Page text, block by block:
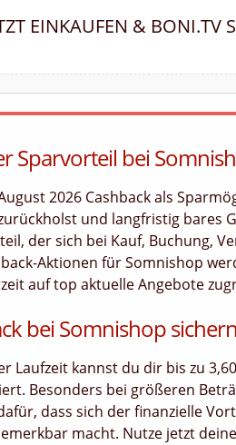
EINKAUFEN & BONI.TV
Sparvorteil bei
2026 Cashback als
und langfristig bares
der sich bei Kauf, Buchung,
Aktionen für Somnishop
auf top aktuelle Angebote
bei Somnishop sichern
Laufzeit kannst du dir bis zu
Besonders bei größeren
dass sich der finanzielle
macht. Nutze jetzt